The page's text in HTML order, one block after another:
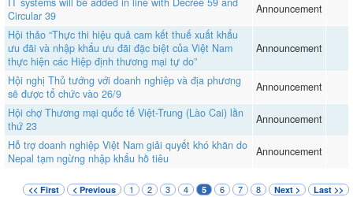
Circular 39
Announcement
Hội thảo “Thực thi hiệu quả cam kết thuế xuất khẩu
ưu đãi và nhập khẩu ưu đãi đặc biệt của Việt Nam
thực hiện các Hiệp định thương mại tự do”
Announcement
Hội nghị Thủ tướng với doanh nghiệp và địa phương
sẽ được tổ chức vào 26/9
Announcement
Hội chợ Thương mại quốc tế Việt-Trung (Lào Cai) lần
thứ 23
Announcement
Hỗ trợ doanh nghiệp Việt Nam giải quyết khó khăn do
Nepal tạm ngừng nhập khẩu hồ tiêu
Announcement
<< First < Previous 1 2 3 4 5 6 7 8 Next > Last >>